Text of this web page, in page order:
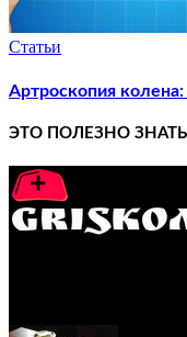
Статьи
Артроскопия колена:
ЭТО ПОЛЕЗНО